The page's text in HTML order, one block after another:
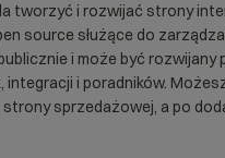
tworzyć i rozwijać strony
source służące do
i może być rozwijany
i poradników.
sprzedażowej, a po